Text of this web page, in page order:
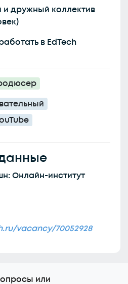
и дружный коллектив
в EdTech
Онлайн-институт
vacancy/70052928
или